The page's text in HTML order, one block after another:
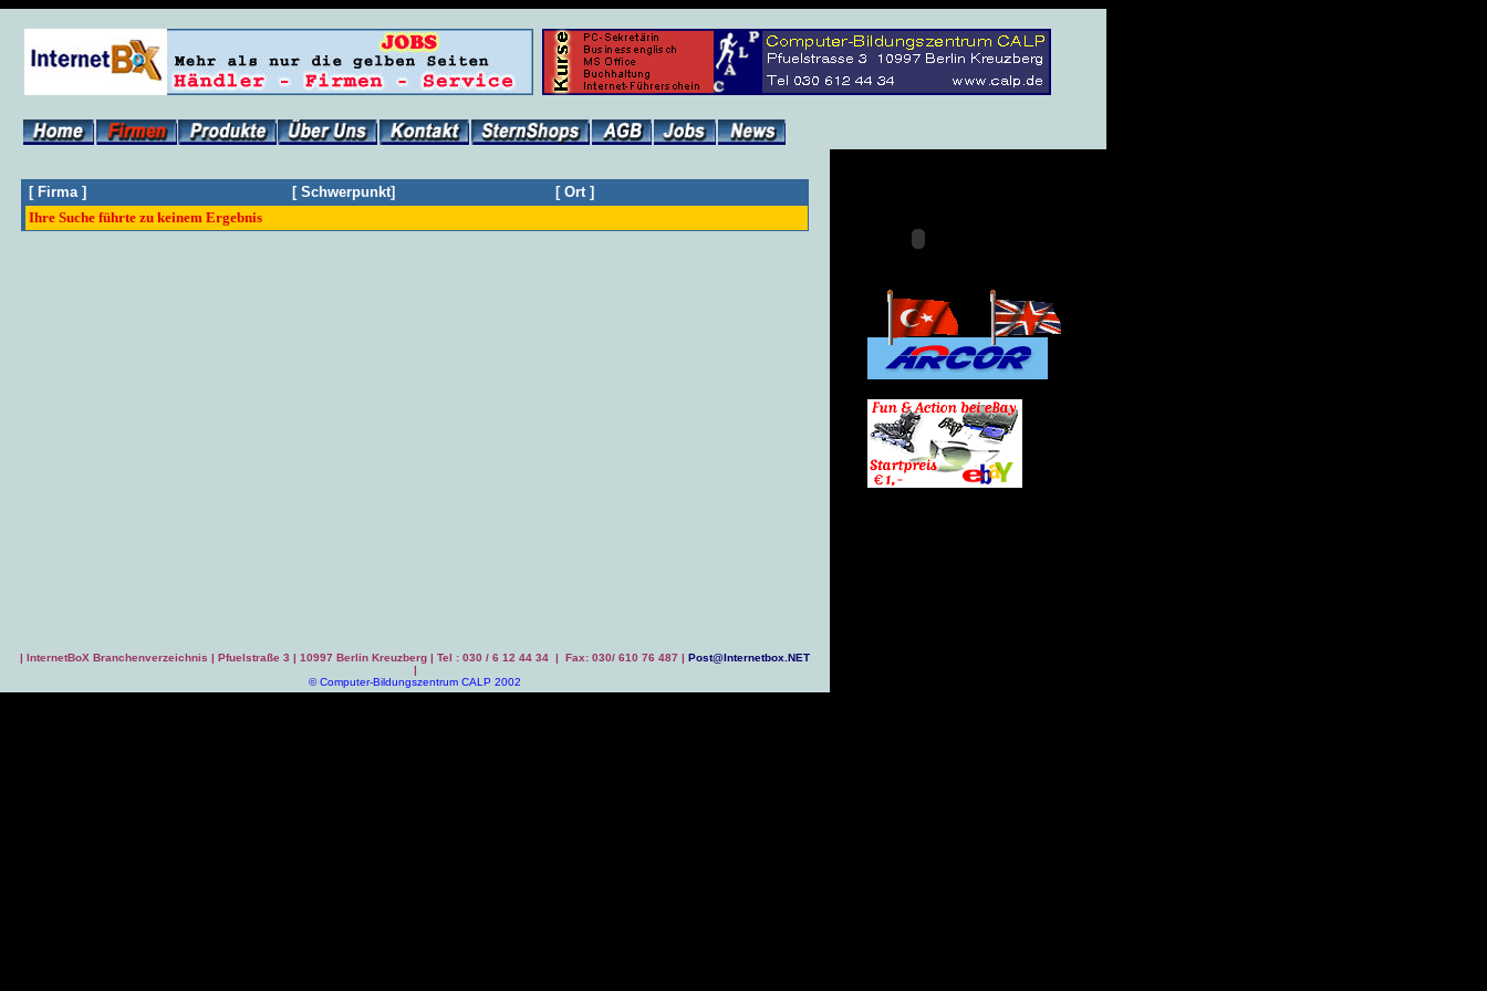
[ Firma ] [ Schwerpunkt] [ Ort ]
Ihre Suche führte zu keinem Ergebnis
| InternetBoX Branchenverzeichnis | Pfuelstraße 3 | 10997 Berlin Kreuzberg | Tel : 030 / 6 12 44 34 | Fax: 030/ 610 76 487 | Post@Internetbox.NET
|
©Computer-Bildungszentrum CALP 2002